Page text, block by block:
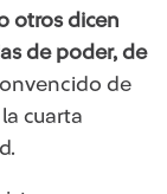
otros dicen
de poder, de
de
cuarta